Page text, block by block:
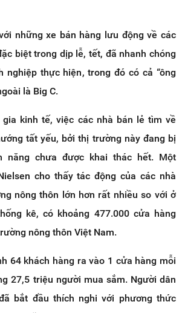
những xe bán hàng lưu động về các
biệt trong dịp lễ, tết, đã nhanh chóng
nghiệp thực hiện, trong đó có cả “ông
là Big C.
gia kinh tế, việc các nhà bán lẻ tìm về
tất yếu, bởi thị trường này đang bị
năng chưa được khai thác hết. Một
cho thấy tác động của các nhà
nông thôn lớn hơn rất nhiều so với ở
kê, có khoảng 477.000 cửa hàng
nông thôn Việt Nam.
64 khách hàng ra vào 1 cửa hàng mỗi
27,5 triệu người mua sắm. Người dân
bắt đầu thích nghi với phương thức